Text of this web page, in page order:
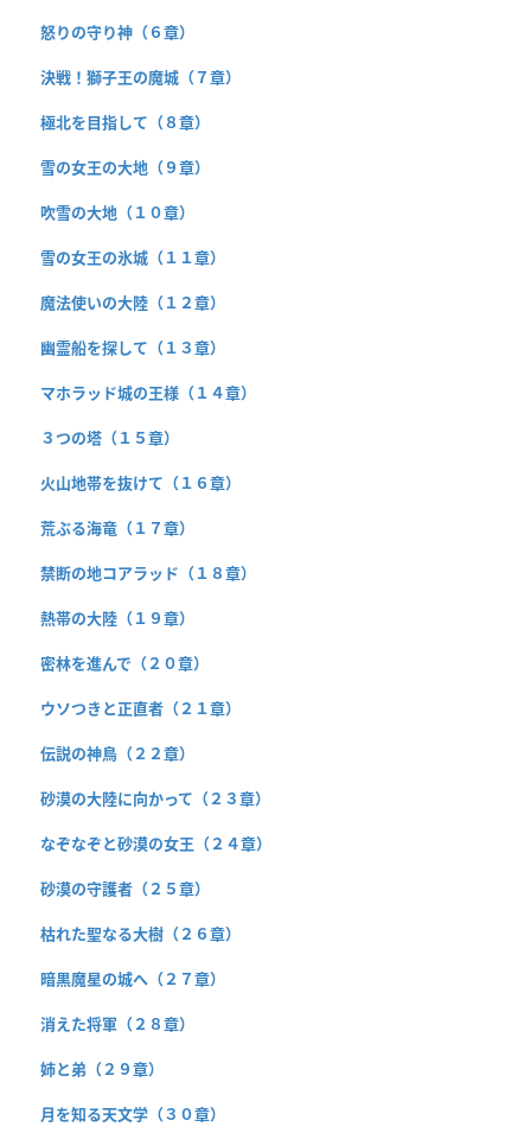
怒りの守り神（６章）
決戦！獅子王の魔城（７章）
極北を目指して（８章）
雪の女王の大地（９章）
吹雪の大地（１０章）
雪の女王の氷城（１１章）
魔法使いの大陸（１２章）
幽霊船を探して（１３章）
マホラッド城の王様（１４章）
３つの塔（１５章）
火山地帯を抜けて（１６章）
荒ぶる海竜（１７章）
禁断の地コアラッド（１８章）
熱帯の大陸（１９章）
密林を進んで（２０章）
ウソつきと正直者（２１章）
伝説の神鳥（２２章）
砂漠の大陸に向かって（２３章）
なぞなぞと砂漠の女王（２４章）
砂漠の守護者（２５章）
枯れた聖なる大樹（２６章）
暗黒魔星の城へ（２７章）
消えた将軍（２８章）
姉と弟（２９章）
月を知る天文学（３０章）